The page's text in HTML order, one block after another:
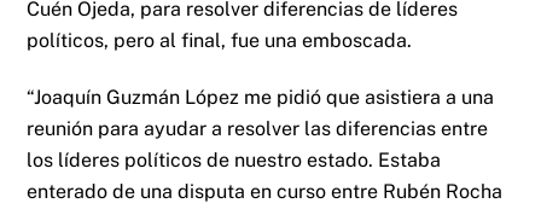
Cuén Ojeda, para resolver diferencias de líderes
políticos, pero al final, fue una emboscada.
“Joaquín Guzmán López me pidió que asistiera a una
reunión para ayudar a resolver las diferencias entre
los líderes políticos de nuestro estado. Estaba
enterado de una disputa en curso entre Rubén Rocha